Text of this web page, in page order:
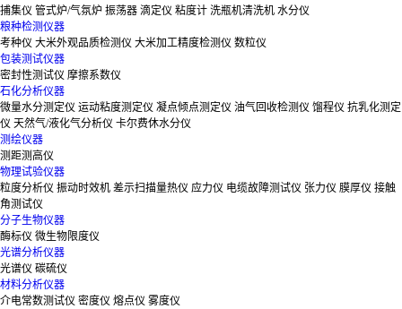
捕集仪 管式炉/气氛炉 振荡器 滴定仪 粘度计 洗瓶机清洗机 水分仪
粮种检测仪器
考种仪 大米外观品质检测仪 大米加工精度检测仪 数粒仪
包装测试仪器
密封性测试仪 摩擦系数仪
石化分析仪器
微量水分测定仪 运动粘度测定仪 凝点倾点测定仪 油气回收检测仪 馏程仪 抗乳化测定
仪 天然气/液化气分析仪 卡尔费休水分仪
测绘仪器
测距测高仪
物理试验仪器
粒度分析仪 振动时效机 差示扫描量热仪 应力仪 电缆故障测试仪 张力仪 膜厚仪 接触
角测试仪
分子生物仪器
酶标仪 微生物限度仪
光谱分析仪器
光谱仪 碳硫仪
材料分析仪器
介电常数测试仪 密度仪 熔点仪 雾度仪